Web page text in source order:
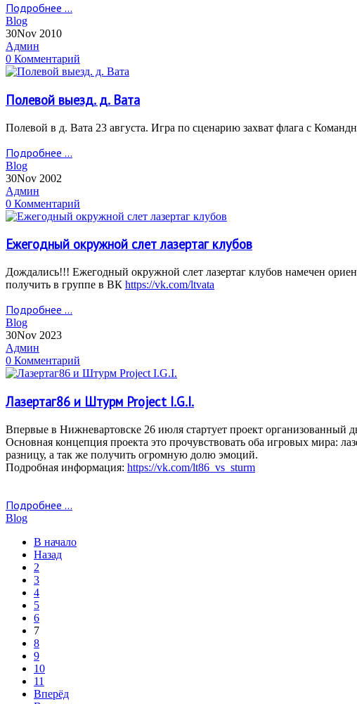
Подробнее ...
Blog
30Nov 2010
Админ
0 Комментарий
Полевой выезд. д. Вата
Полевой в д. Вата 23 августа. Игра по сценарию захват флага с
Подробнее ...
Blog
30Nov 2002
Админ
0 Комментарий
Ежегодный окружной слет лазертаг клубов
Дождались!!! Ежегодный окружной слет лазертаг клубов намечен
получить в группе в ВК https://vk.com/ltvata
Подробнее ...
Blog
30Nov 2023
Админ
0 Комментарий
Лазертаг86 и Штурм Project I.G.I.
Впервые в Нижневартовске 26 июля стартует проект организованный
Основная концепция проекта это прочувствовать оба игровых мира:
разницу, а так же получить огромную долю эмоций.
Подробная информация: https://vk.com/lt86_vs_sturm
Подробнее ...
Blog
В начало
Назад
2
3
4
5
6
7
8
9
10
11
Вперёд